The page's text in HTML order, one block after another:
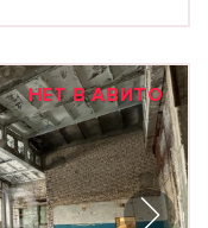
НЕТ В АВИТО